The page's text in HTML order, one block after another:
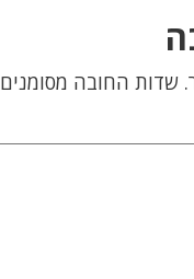
שדות החובה מסומנים